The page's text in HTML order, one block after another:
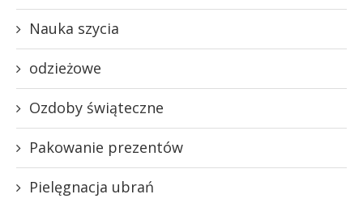
Nauka szycia
odzieżowe
Ozdoby świąteczne
Pakowanie prezentów
Pielęgnacja ubrań